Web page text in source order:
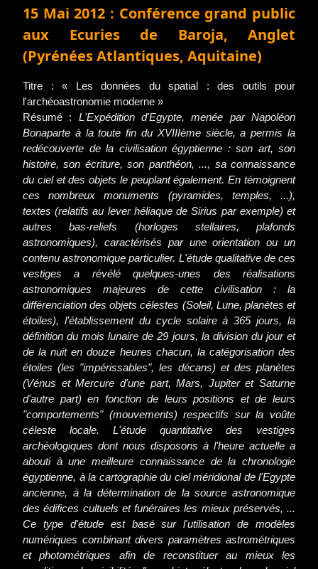
15 Mai 2012 : Conférence grand public
aux Ecuries de Baroja, Anglet
(Pyrénées Atlantiques, Aquitaine)
Titre : « Les données du spatial : des outils pour
l'archéoastronomie moderne »
Résumé : L'Expédition d'Egypte, menée par Napoléon
Bonaparte à la toute fin du XVIIIème siècle, a permis la
redécouverte de la civilisation égyptienne : son art, son
histoire, son écriture, son panthéon, ..., sa connaissance
du ciel et des objets le peuplant également. En témoignent
ces nombreux monuments (pyramides, temples, ...),
textes (relatifs au lever héliaque de Sirius par exemple) et
autres bas-reliefs (horloges stellaires, plafonds
astronomiques), caractérisés par une orientation ou un
contenu astronomique particulier. L'étude qualitative de ces
vestiges a révélé quelques-unes des réalisations
astronomiques majeures de cette civilisation : la
différenciation des objets célestes (Soleil, Lune, planètes et
étoiles), l'établissement du cycle solaire à 365 jours, la
définition du mois lunaire de 29 jours, la division du jour et
de la nuit en douze heures chacun, la catégorisation des
étoiles (les "impérissables", les décans) et des planètes
(Vénus et Mercure d'une part, Mars, Jupiter et Saturne
d'autre part) en fonction de leurs positions et de leurs
"comportements" (mouvements) respectifs sur la voûte
céleste locale. L'étude quantitative des vestiges
archéologiques dont nous disposons à l'heure actuelle a
abouti à une meilleure connaissance de la chronologie
égyptienne, à la cartographie du ciel méridional de l'Egypte
ancienne, à la détermination de la source astronomique
des édifices cultuels et funéraires les mieux préservés, ...
Ce type d'étude est basé sur l'utilisation de modèles
numériques combinant divers paramètres astrométriques
et photométriques afin de reconstituer au mieux les